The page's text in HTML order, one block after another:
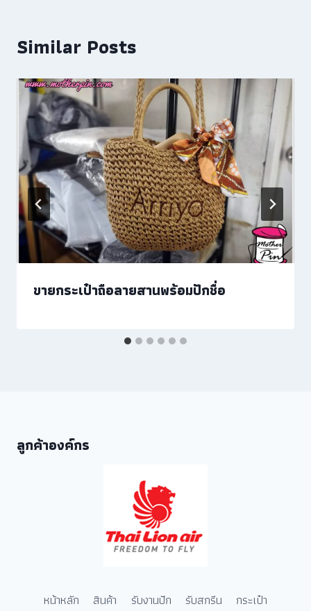
Similar Posts
ขายกระเป๋าถือลายสานพร้อมปักชื่อ
ลูกค้าองค์กร
หน้าหลัก สินค้า รับงานปัก รับสกรีน กระเป๋า